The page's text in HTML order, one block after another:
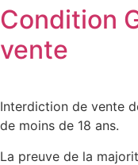
Condition
vente
Interdiction de vente
de moins de 18 ans.
La preuve de la